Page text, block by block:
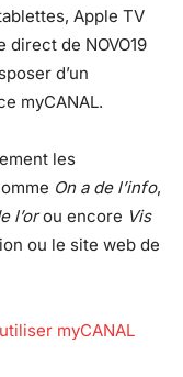
Apple TV
direct de NOVO19
d’un
myCANAL.
les
On a de l’info,
l’orou encore Vis
ou le site web de
myCANAL